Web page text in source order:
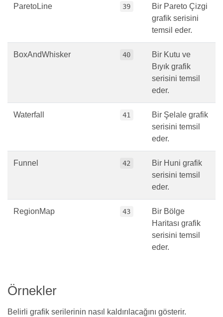
ParetoLine 39
Bir Pareto Çizgi
grafik serisini
temsil eder.
BoxAndWhisker 40
Bir Kutu ve
Bıyık grafik
serisini temsil
eder.
Waterfall 41
Bir Şelale grafik
serisini temsil
eder.
Funnel 42
Bir Huni grafik
serisini temsil
eder.
RegionMap 43
Bir Bölge
Haritası grafik
serisini temsil
eder.
Örnekler
Belirli grafik serilerinin nasıl kaldırılacağını gösterir.